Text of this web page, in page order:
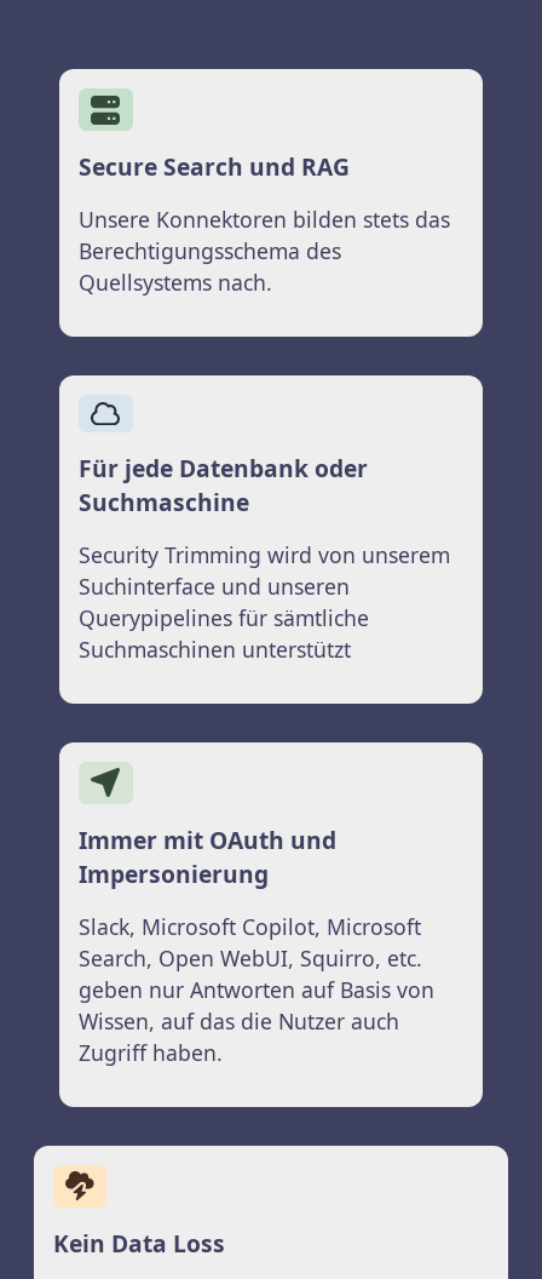
Secure Search und RAG
Unsere Konnektoren bilden stets das
Berechtigungsschema des
Quellsystems nach.
Für jede Datenbank oder
Suchmaschine
Security Trimming wird von unserem
Suchinterface und unseren
Querypipelines für sämtliche
Suchmaschinen unterstützt
Immer mit OAuth und
Impersonierung
Slack, Microsoft Copilot, Microsoft
Search, Open WebUI, Squirro, etc.
geben nur Antworten auf Basis von
Wissen, auf das die Nutzer auch
Zugriff haben.
Kein Data Loss